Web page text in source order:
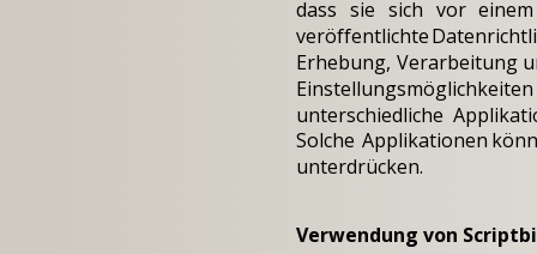
dass sie sich vor einem
veröffentlichte
Erhebung, Verarbeitung
Einstellungsmöglichkeiten
unterschiedliche
Solche Applikationen
unterdrücken.
Verwendung von